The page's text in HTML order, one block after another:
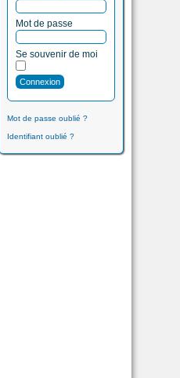
Mot de passe
Se souvenir de moi
Mot de passe oublié ?
Identifiant oublié ?